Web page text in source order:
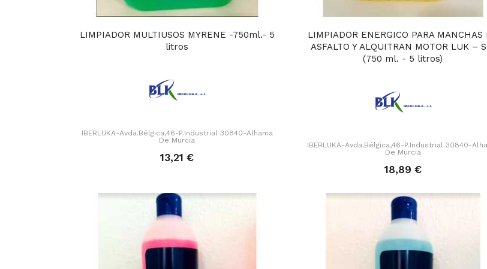
LIMPIADOR MULTIUSOS MYRENE -750ml.- 5
litros
IBERLUKA-Avda.Bélgica,46-P.Industrial 30840-Alhama
De Murcia
13,21 €
LIMPIADOR ENERGICO PARA MANCHAS
ASFALTO Y ALQUITRAN MOTOR LUK –
(750 ml. - 5 litros)
IBERLUKA-Avda.Bélgica,46-P.Industrial 30840-
De Murcia
18,89 €